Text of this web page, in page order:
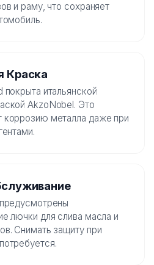
и раму, что сохраняет
Краска
итальянской
AkzoNobel. Это
коррозию металла даже при
лючки для слива масла и
Снимать защиту при